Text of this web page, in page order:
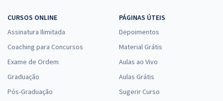
CURSOS ONLINE
Assinatura Ilimitada
Coaching para Concursos
Exame de Ordem
Graduação
Pós-Graduação
PÁGINAS ÚTEIS
Depoimentos
Material Grátis
Aulas ao Vivo
Aulas Grátis
Sugerir Curso